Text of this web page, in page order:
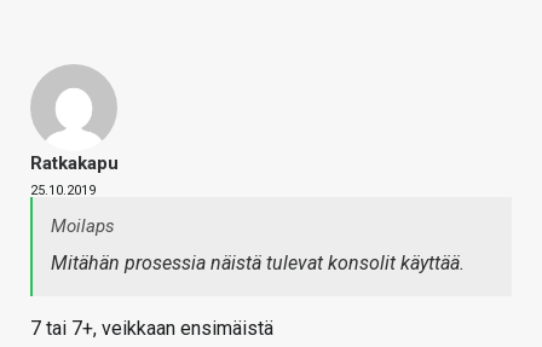
Ratkakapu
25.10.2019
Moilaps
Mitähän prosessia näistä tulevat konsolit käyttää.
7 tai 7+, veikkaan ensimäistä